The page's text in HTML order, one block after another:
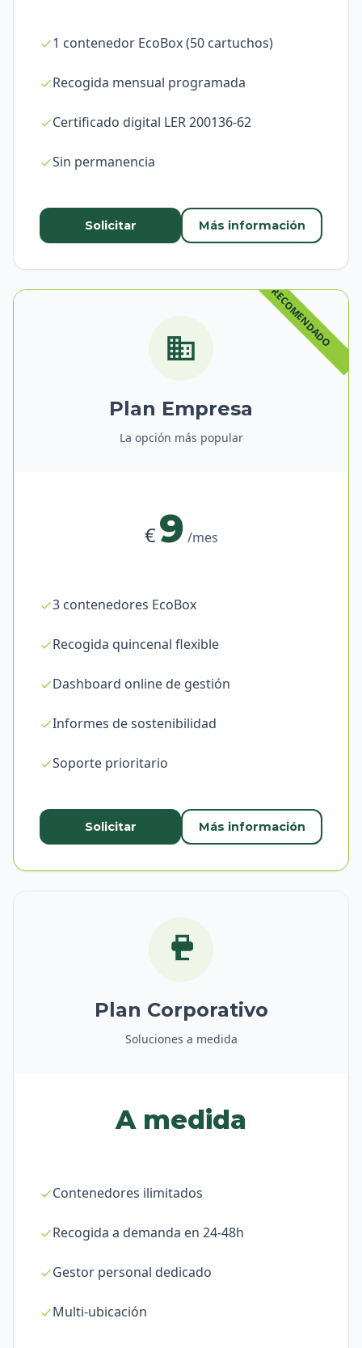
1 contenedor EcoBox (50 cartuchos)
Recogida mensual programada
Certificado digital LER 200136-62
Sin permanencia
Solicitar Más información
Plan Empresa
La opción más popular
€9 /mes
3 contenedores EcoBox
Recogida quincenal flexible
Dashboard online de gestión
Informes de sostenibilidad
Soporte prioritario
Solicitar Más información
Plan Corporativo
Soluciones a medida
A medida
Contenedores ilimitados
Recogida a demanda en 24-48h
Gestor personal dedicado
Multi-ubicación